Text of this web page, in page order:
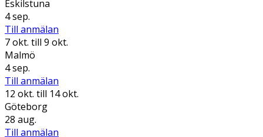
Eskilstuna
4 sep.
Till anmälan
7 okt. till 9 okt.
Malmö
4 sep.
Till anmälan
12 okt. till 14 okt.
Göteborg
28 aug.
Till anmälan